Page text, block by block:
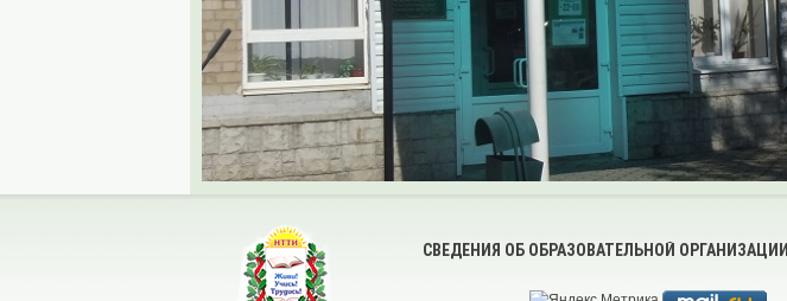
СВЕДЕНИЯ ОБ ОБРАЗОВАТЕЛЬНОЙ ОРГАНИЗАЦИИ